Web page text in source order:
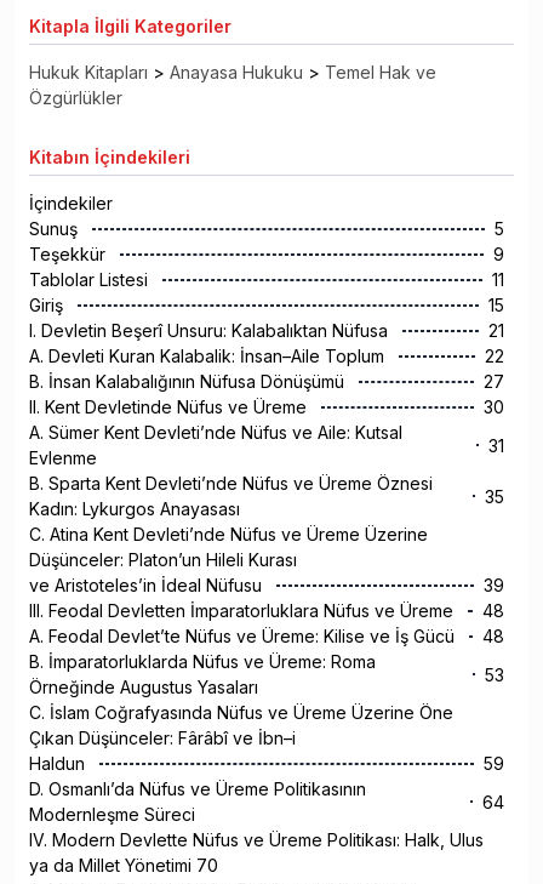
Kitapla İlgili Kategoriler
Hukuk Kitapları > Anayasa Hukuku > Temel Hak ve
Özgürlükler
Kitabın İçindekileri
İçindekiler
Sunuş
5
Teşekkür
9
Tablolar Listesi
11
Giriş
15
I. Devletin Beşerî Unsuru: Kalabalıktan Nüfusa
21
A. Devleti Kuran Kalabalik: İnsan–Aile Toplum
22
B. İnsan Kalabalığının Nüfusa Dönüşümü
27
II. Kent Devletinde Nüfus ve Üreme
30
A. Sümer Kent Devleti’nde Nüfus ve Aile: Kutsal
Evlenme
31
B. Sparta Kent Devleti’nde Nüfus ve Üreme Öznesi
Kadın: Lykurgos Anayasası
35
C. Atina Kent Devleti’nde Nüfus ve Üreme Üzerine
Düşünceler: Platon’un Hileli Kurası
ve Aristoteles’in İdeal Nüfusu
39
III. Feodal Devletten İmparatorluklara Nüfus ve Üreme
48
A. Feodal Devlet’te Nüfus ve Üreme: Kilise ve İş Gücü
48
B. İmparatorluklarda Nüfus ve Üreme: Roma
Örneğinde Augustus Yasaları
53
C. İslam Coğrafyasında Nüfus ve Üreme Üzerine Öne
Çıkan Düşünceler: Fârâbî ve İbn–i
Haldun
59
D. Osmanlı’da Nüfus ve Üreme Politikasının
Modernleşme Süreci
64
IV. Modern Devlette Nüfus ve Üreme Politikası: Halk, Ulus
ya da Millet Yönetimi 70